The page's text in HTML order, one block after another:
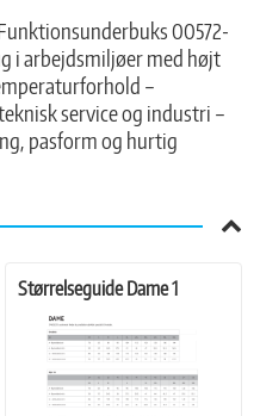
00572-
i arbejdsmiljøer med højt
–
service og industri –
pasform og hurtig
Størrelseguide Dame 1